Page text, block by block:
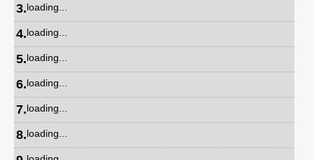
3.loading...
4.loading...
5.loading...
6.loading...
7.loading...
8.loading...